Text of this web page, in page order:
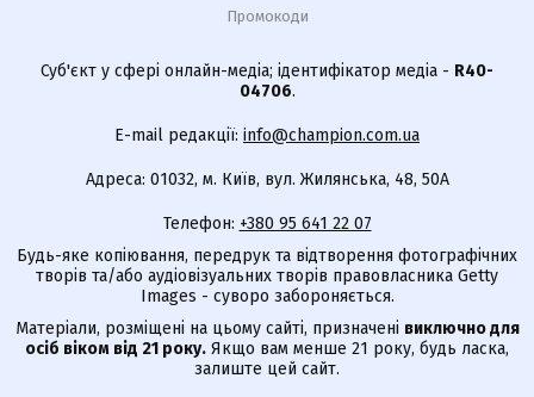
Промокоди
Суб'єкт у сфері онлайн-медіа; ідентифікатор медіа - R40-
04706.
E-mail редакції: info@champion.com.ua
Адреса: 01032, м. Київ, вул. Жилянська, 48, 50А
Телефон: +380 95 641 22 07
Будь-яке копіювання, передрук та відтворення фотографічних
творів та/або аудіовізуальних творів правовласника Getty
Images - суворо забороняється.
Матеріали, розміщені на цьому сайті, призначені виключно для
осіб віком від 21 року. Якщо вам менше 21 року, будь ласка,
залиште цей сайт.